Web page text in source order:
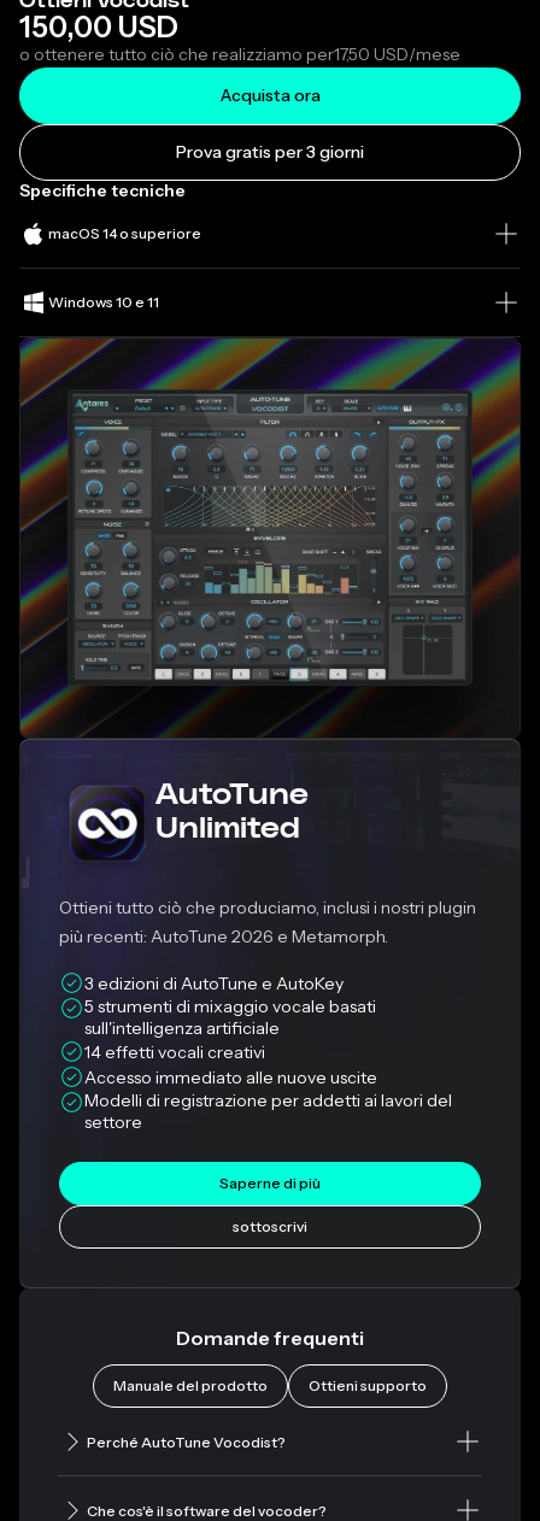
150,00 USD
o ottenere tutto ciò che realizziamo per17,50 USD/mese
Acquista ora
Prova gratis per 3 giorni
Specifiche tecniche
macOS 14 o superiore
Windows 10 e 11
AutoTune
Unlimited
Ottieni tutto ciò che produciamo, inclusi i nostri plugin
più recenti: AutoTune 2026 e Metamorph.
3 edizioni di AutoTune e AutoKey
5 strumenti di mixaggio vocale basati
sull'intelligenza artificiale
14 effetti vocali creativi
Accesso immediato alle nuove uscite
Modelli di registrazione per addetti ai lavori del
settore
Saperne di più
sottoscrivi
Domande frequenti
Manuale del prodotto Ottieni supporto
Perché AutoTune Vocodist?
Che cos'è il software del vocoder?